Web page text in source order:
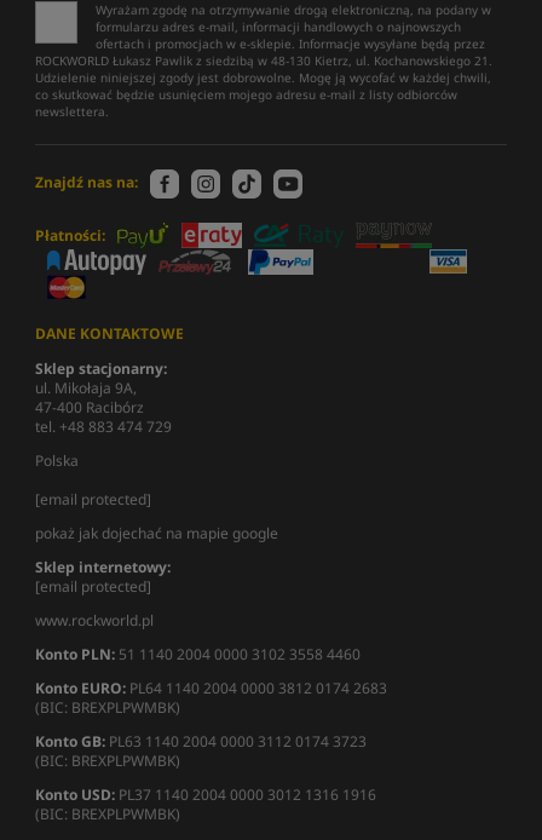
Wyrażam zgodę na otrzymywanie drogą elektroniczną, na podany w
formularzu adres e-mail, informacji handlowych o najnowszych
ofertach i promocjach w e-sklepie. Informacje wysyłane będą przez
ROCKWORLD Łukasz Pawlik z siedzibą w 48-130 Kietrz, ul. Kochanowskiego 21.
Udzielenie niniejszej zgody jest dobrowolne. Mogę ją wycofać w każdej chwili,
co skutkować będzie usunięciem mojego adresu e-mail z listy odbiorców
newslettera.
Znajdź nas na:
Płatności:
DANE KONTAKTOWE
Sklep stacjonarny:
ul. Mikołaja 9A,
47-400 Racibórz
tel. +48 883 474 729
Polska
[email protected]
pokaż jak dojechać na mapie google
Sklep internetowy:
[email protected]
www.rockworld.pl
Konto PLN: 51 1140 2004 0000 3102 3558 4460
Konto EURO: PL64 1140 2004 0000 3812 0174 2683
(BIC: BREXPLPWMBK)
Konto GB: PL63 1140 2004 0000 3112 0174 3723
(BIC: BREXPLPWMBK)
Konto USD: PL37 1140 2004 0000 3012 1316 1916
(BIC: BREXPLPWMBK)